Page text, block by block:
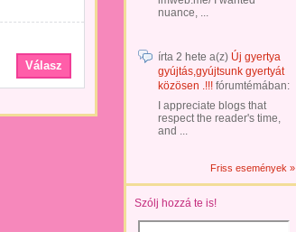
Válasz
nuance, ...
írta 2 hete a(z) Új gyertya
gyújtás,gyújtsunk gyertyát
közösen .!!! fórumtémában:
I appreciate blogs that
respect the reader's time,
and ...
Friss események »
Szólj hozzá te is!